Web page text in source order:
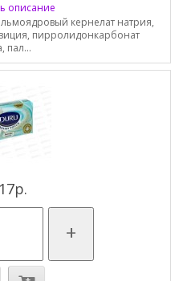
описание
кернелат натрия,
пирролидонкарбонат
пал...
+